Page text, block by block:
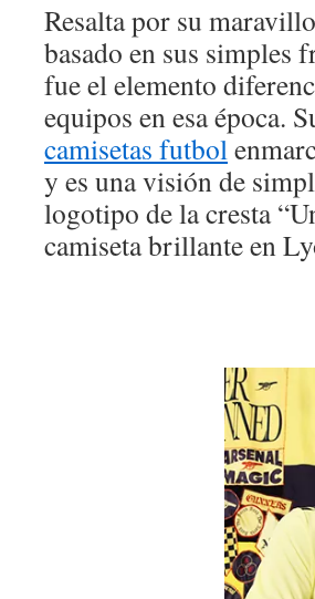
Resalta por su
basado en sus simples
fue el elemento
equipos en esa época.
camisetas futbol
y es una visión de
logotipo de la cresta
camiseta brillante en